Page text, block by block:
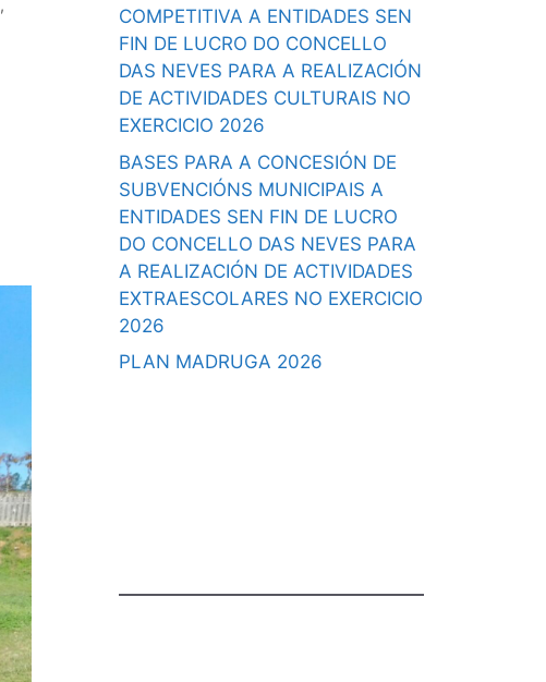
,
COMPETITIVA A ENTIDADES SEN
FIN DE LUCRO DO CONCELLO
DAS NEVES PARA A REALIZACIÓN
DE ACTIVIDADES CULTURAIS NO
EXERCICIO 2026
BASES PARA A CONCESIÓN DE
SUBVENCIÓNS MUNICIPAIS A
ENTIDADES SEN FIN DE LUCRO
DO CONCELLO DAS NEVES PARA
A REALIZACIÓN DE ACTIVIDADES
EXTRAESCOLARES NO EXERCICIO
2026
PLAN MADRUGA 2026